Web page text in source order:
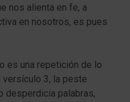
nos alienta en fe, a
en nosotros, es pues
es una repetición de lo
3, la peste
desperdicia palabras,